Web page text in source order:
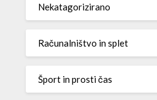
Nekatagorizirano
Računalništvo in splet
Šport in prosti čas